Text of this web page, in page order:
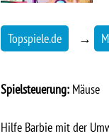
Topspiele.de →
Spielsteuerung: Mäuse
Hilfe Barbie mit der